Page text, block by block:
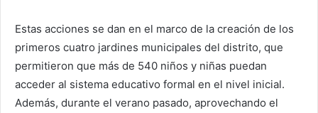
Estas acciones se dan en el marco de la creación de los
primeros cuatro jardines municipales del distrito, que
permitieron que más de 540 niños y niñas puedan
acceder al sistema educativo formal en el nivel inicial.
Además, durante el verano pasado, aprovechando el